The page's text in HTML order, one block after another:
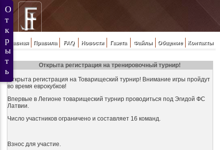
Главная Правила FAQ Новости Газета Файлы Общение Контакты
Открыта регистрация на тренировочный турнир!
Открыта регистрация на Товарищеский турнир! Внимание игры пройдут
во время еврокубков!
Впервые в Легионе товарищеский турнир проводиться под Эгидой ФС
Латвии.
Число участников ограничено и составляет 16 команд.
Взнос для участие.